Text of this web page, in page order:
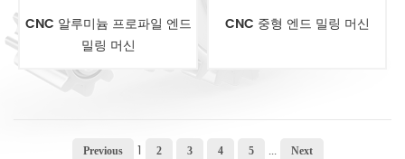
CNC 알루미늄 프로파일 엔드
밀링 머신
CNC 중형 엔드 밀링 머신
Previous 1 2 3 4 5 ... Next